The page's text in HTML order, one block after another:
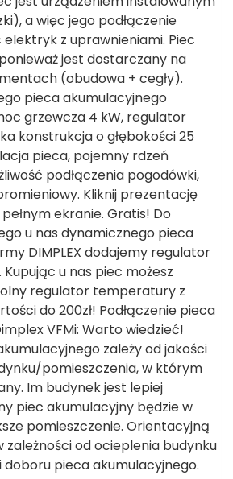
a więc jego podłączenie
z uprawnieniami. Piec
jest dostarczany na
(obudowa + cegły).
pieca akumulacyjnego
grzewcza 4 kW, regulator
konstrukcja o głębokości 25
pieca, pojemny rdzeń
podłączenia pogodówki,
Kliknij prezentację
ekranie. Gratis! Do
u nas dynamicznego pieca
DIMPLEX dodajemy regulator
u nas piec możesz
regulator temperatury z
do 200zł! Podłączenie pieca
VFMi: Warto wiedzieć!
zależy od jakości
pomieszczenia, w którym
Im budynek jest lepiej
piec akumulacyjny będzie w
pomieszczenie. Orientacyjną
zależności od ocieplenia budynku
pieca akumulacyjnego.